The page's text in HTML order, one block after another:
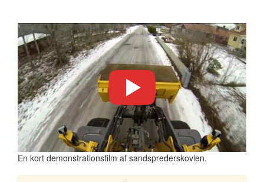
En kort demonstrationsfilm af sandsprederskovlen.